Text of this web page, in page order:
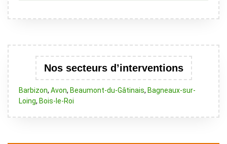
Nos secteurs d’interventions
Barbizon, Avon, Beaumont-du-Gâtinais, Bagneaux-sur-
Loing, Bois-le-Roi